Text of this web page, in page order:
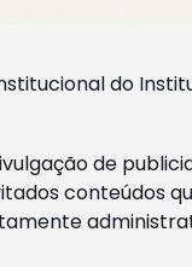
do
de
conteúdos